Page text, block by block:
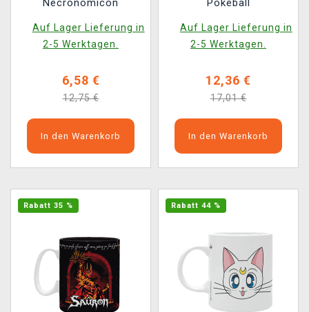
Necronomicon
Auf Lager Lieferung in
2-5 Werktagen.
6,58 €
12,75 €
In den Warenkorb
Pokeball
Auf Lager Lieferung in
2-5 Werktagen.
12,36 €
17,01 €
In den Warenkorb
Rabatt 35 % Rabatt 44 %